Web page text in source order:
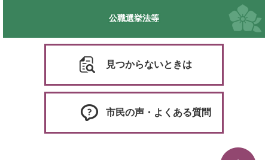
公職選挙法等
見つからないときは
市民の声・よくある質問